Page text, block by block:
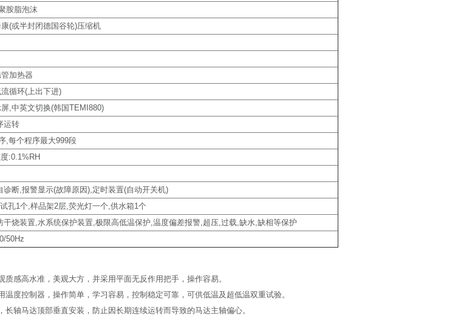
胺脂泡沫
(或半封闭德国谷轮)压缩机
加热器
循环(上出下进)
,中英文切换(韩国TEMI880)
运转
,每个程序最大999段
:0.1%RH
诊断,报警显示(故障原因),定时装置(自动开关机)
孔1个,样品架2层,荧光灯一个,供水箱1个
干烧装置,水系统保护装置,极限高低温保护,温度偏差报警,超压,过载,缺水,缺相等保护
50Hz
质感高水准，美观大方，并采用平面无反作用把手，操作容易。
度控制器，操作简单，学习容易，控制稳定可靠，可供低温及超低温双重试验。
轴马达顶部垂直安装，防止因长期连续运转而导致的马达主轴偏心。